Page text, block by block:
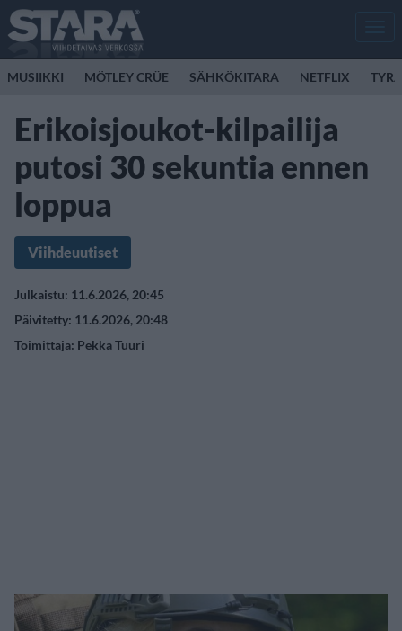
MUSIIKKI MÖTLEY CRÜE SÄHKÖKITARA NETFLIX
Erikoisjoukot-kilpailija
putosi 30 sekuntia ennen
loppua
Viihdeuutiset
Julkaistu: 11.6.2026, 20:45
Päivitetty: 11.6.2026, 20:48
Toimittaja: Pekka Tuuri